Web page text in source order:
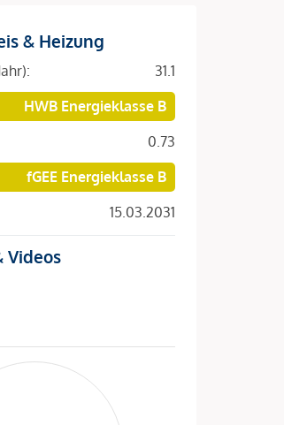
& Heizung
31.1
HWB Energieklasse B
0.73
fGEE Energieklasse B
15.03.2031
Videos